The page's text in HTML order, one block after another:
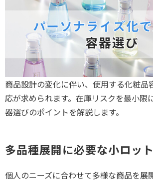
商品設計の変化に伴い、使用する化粧品
応が求められます。在庫リスクを最小限
器選びのポイントを解説します。
多品種展開に必要な小ロッ
個人のニーズに合わせて多様な商品を展